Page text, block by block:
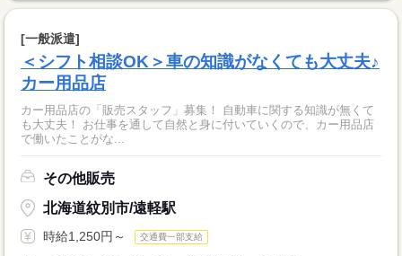
[一般派遣]
＜シフト相談OK＞車の知識がなくても大丈夫♪
カー用品店
カー用品店の「販売スタッフ」募集！ 自動車に関する知識が無くて
も大丈夫！ お仕事を通して自然と身に付いていくので、カー用品店
で働いたことがな...
その他販売
北海道紋別市/遠軽駅
時給1,250円～ 交通費一部支給